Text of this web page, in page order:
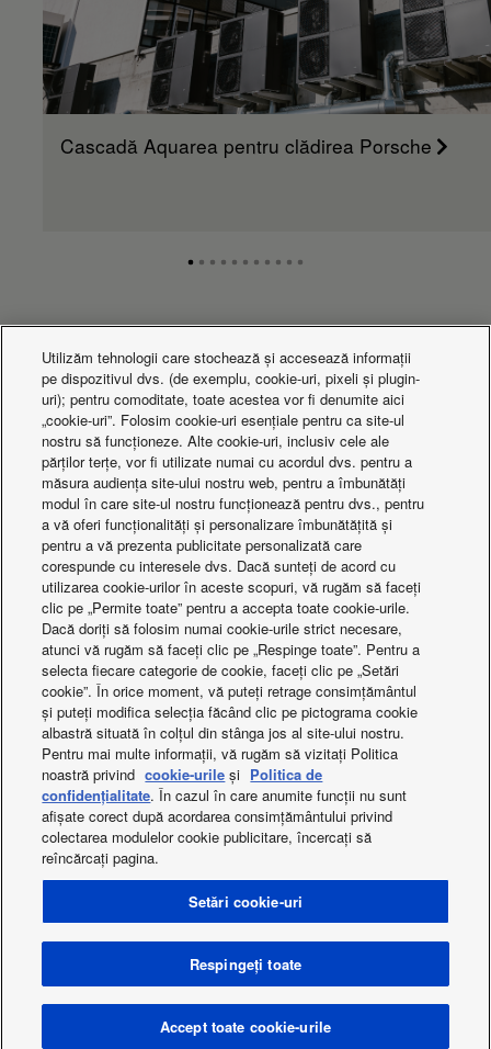
Cascadă Aquarea pentru clădirea Porsche
Ce se întâmplă
Controller for hotel
application
BMS Interface
Link
Facebook
Contactați-ne
Harta site-ului
Politica privind modulele cookie
Data act
Noutăți
Energy labels
Area / Country
Copyright © 2026 Panasonic Marketing Europe GmbH Toate
drepturile rezervate.
Utilizăm tehnologii care stochează și accesează informații
pe dispozitivul dvs. (de exemplu, cookie-uri, pixeli și plugin-
uri); pentru comoditate, toate acestea vor fi denumite aici
„cookie-uri”. Folosim cookie-uri esențiale pentru ca site-ul
nostru să funcționeze. Alte cookie-uri, inclusiv cele ale
părților terțe, vor fi utilizate numai cu acordul dvs. pentru a
măsura audiența site-ului nostru web, pentru a îmbunătăți
modul în care site-ul nostru funcționează pentru dvs., pentru
a vă oferi funcționalități și personalizare îmbunătățită și
pentru a vă prezenta publicitate personalizată care
corespunde cu interesele dvs. Dacă sunteți de acord cu
utilizarea cookie-urilor în aceste scopuri, vă rugăm să faceți
clic pe „Permite toate” pentru a accepta toate cookie-urile.
Dacă doriți să folosim numai cookie-urile strict necesare,
atunci vă rugăm să faceți clic pe „Respinge toate”. Pentru a
selecta fiecare categorie de cookie, faceți clic pe „Setări
cookie”. În orice moment, vă puteți retrage consimțământul
și puteți modifica selecția făcând clic pe pictograma cookie
albastră situată în colțul din stânga jos al site-ului nostru.
Pentru mai multe informații, vă rugăm să vizitați Politica
noastră privind cookie-urile și Politica de
confidențialitate. În cazul în care anumite funcții nu sunt
afișate corect după acordarea consimțământului privind
colectarea modulelor cookie publicitare, încercați să
reîncărcați pagina.
Setări cookie-uri
Respingeți toate
Accept toate cookie-urile